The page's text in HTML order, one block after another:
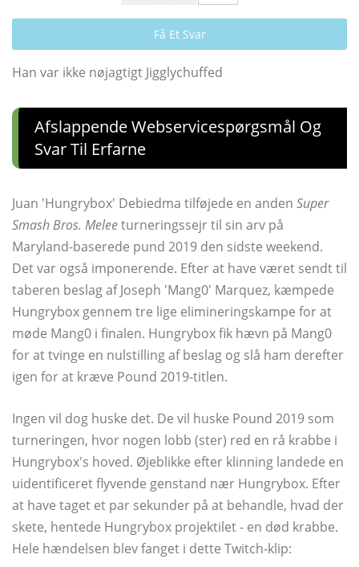
Få Et Svar
Han var ikke nøjagtigt Jigglychuffed
Afslappende Webservicespørgsmål Og
Svar Til Erfarne
Juan 'Hungrybox' Debiedma tilføjede en anden Super
Smash Bros. Meleeturneringssejr til sin arv på
Maryland-baserede pund 2019 den sidste weekend.
Det var også imponerende. Efter at have været sendt til
taberen beslag af Joseph 'Mang0' Marquez, kæmpede
Hungrybox gennem tre lige elimineringskampe for at
møde Mang0 i finalen. Hungrybox fik hævn på Mang0
for at tvinge en nulstilling af beslag og slå ham derefter
igen for at kræve Pound 2019-titlen.
Ingen vil dog huske det. De vil huske Pound 2019 som
turneringen, hvor nogen lobb (ster) red en rå krabbe i
Hungrybox's hoved. Øjeblikke efter klinning landede en
uidentificeret flyvende genstand nær Hungrybox. Efter
at have taget et par sekunder på at behandle, hvad der
skete, hentede Hungrybox projektilet - en død krabbe.
Hele hændelsen blev fanget i dette Twitch-klip: